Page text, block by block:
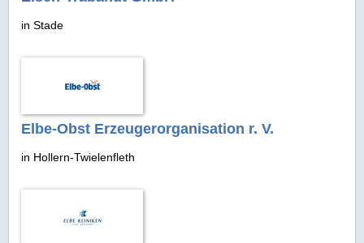
in Stade
Elbe-Obst Erzeugerorganisation r. V.
in Hollern-Twielenfleth